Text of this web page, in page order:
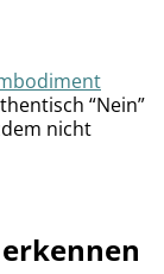
“Nein”
nicht